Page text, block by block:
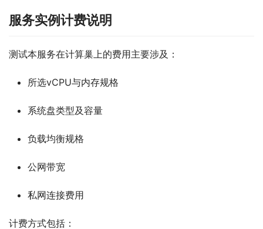
服务实例计费说明
测试本服务在计算巢上的费用主要涉及：
所选vCPU与内存规格
系统盘类型及容量
负载均衡规格
公网带宽
私网连接费用
计费方式包括：